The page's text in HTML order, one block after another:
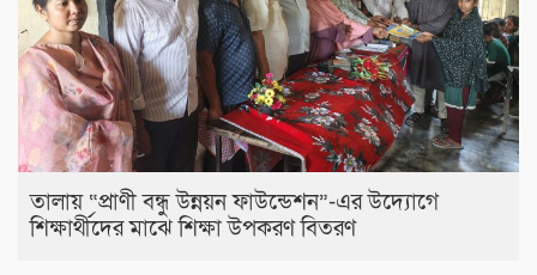
তালায় “প্রাণী বন্ধু উন্নয়ন ফাউন্ডেশন”-এর উদ্যোগে
শিক্ষার্থীদের মাঝে শিক্ষা উপকরণ বিতরণ